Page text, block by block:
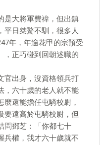
是大將軍費禕，但出鎮
平日桀驁不馴，很多人
年，年逾花甲的宗預受
，正巧碰到回朝述職的
官出身，沒資格領兵打
，六十歲的老人就不能
還能擔任屯騎校尉，
要遠高於屯騎校尉，但
問鄧芝：「你都七十
兵權，我才六十歲就不